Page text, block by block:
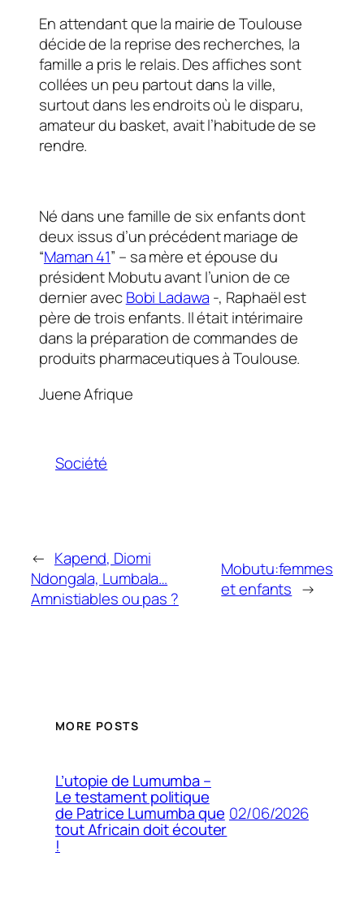
En attendant que la mairie de Toulouse
décide de la reprise des recherches, la
famille a pris le relais. Des affiches sont
collées un peu partout dans la ville,
surtout dans les endroits où le disparu,
amateur du basket, avait l’habitude de se
rendre.
Né dans une famille de six enfants dont
deux issus d’un précédent mariage de
“Maman 41” – sa mère et épouse du
président Mobutu avant l’union de ce
dernier avecBobi Ladawa -, Raphaël est
père de trois enfants. Il était intérimaire
dans la préparation de commandes de
produits pharmaceutiques à Toulouse.
Juene Afrique
Société
← Kapend, Diomi
Ndongala, Lumbala…
Amnistiables ou pas ?
Mobutu:femmes
et enfants →
MORE POSTS
L’utopie de Lumumba –
Le testament politique
de Patrice Lumumba que
tout Africain doit écouter
!
02/06/2026